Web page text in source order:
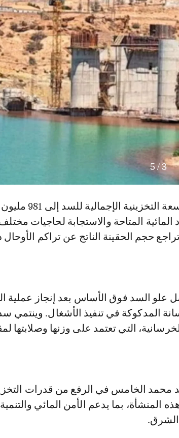
3
/
5
ويهدف المشروع إلى رفع السعة التخزينية
المائية المتاحة والاستجابة لحاجيات
حجم الحقينة الناتج عن تراكم الأوحال
السد فوق الأساس بعد إنجاز عملية
الخرسانة المدكوكة في تنفيذ الأشغال. وينتمي
التي تعتمد على وزنها وصلابتها
محمد الخامس في الرفع من قدرات
المنشأة، بما يدعم الأمن المائي والتنمية
الشرق.